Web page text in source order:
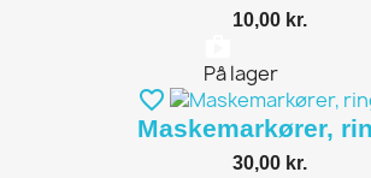
10,00 kr.
På lager
favorite_border
Maskemarkører,
30,00 kr.